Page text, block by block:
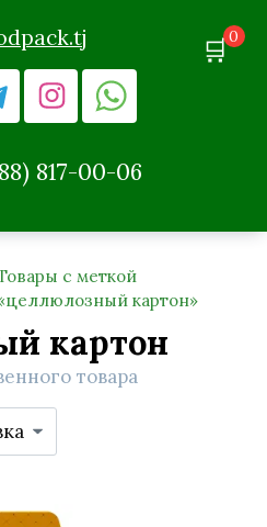
817-00-06
0
с меткой
картон»
картон
товара